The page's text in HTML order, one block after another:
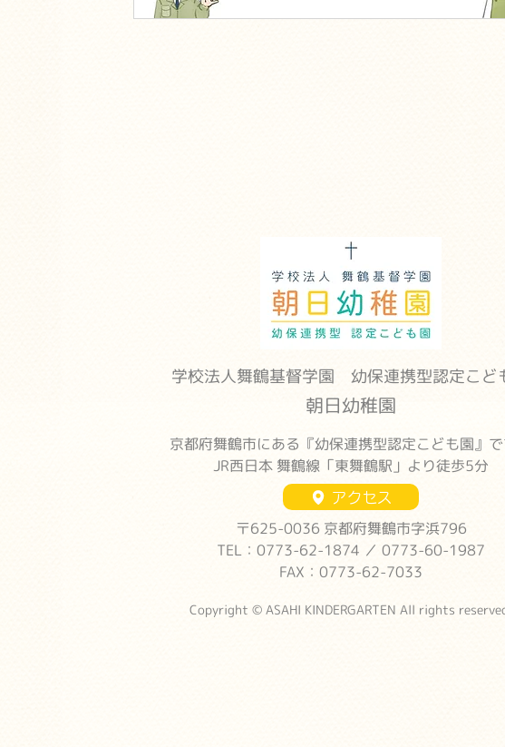
学校法人舞鶴基督学園 幼保連携型認定こど
朝日幼稚園
京都府舞鶴市にある『幼保連携型認定こども園』で
JR西日本 舞鶴線「東舞鶴駅」より徒歩5分
アクセス
〒625-0036 京都府舞鶴市字浜796
TEL：0773-62-1874 ／ 0773-60-1987
FAX：0773-62-7033
Copyright © ASAHI KINDERGARTEN All rights